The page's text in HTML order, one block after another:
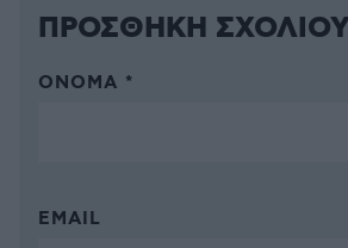
ΠΡΟΣΘΗΚΗ ΣΧΟΛΙΟΥ
ΌΝΟΜΑ *
EMAIL